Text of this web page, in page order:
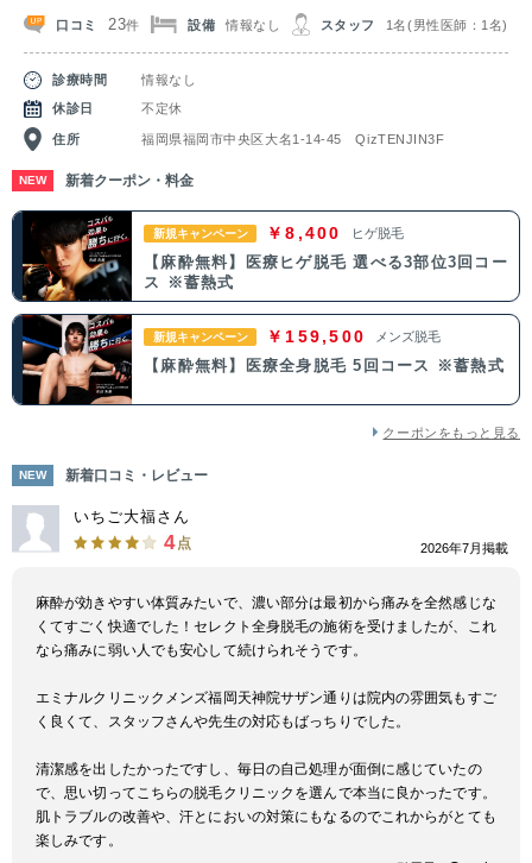
口コミ 23件 設備 情報なし スタッフ 1名(男性医師：1名)
診療時間
情報なし
休診日
不定休
住所 福岡県福岡市中央区大名1-14-45 QizTENJIN3F
NEW 新着クーポン・料金
新規キャンペーン ￥8,400 ヒゲ脱毛
【麻酔無料】医療ヒゲ脱毛 選べる3部位3回コー
ス ※蓄熱式
新規キャンペーン ￥159,500 メンズ脱毛
【麻酔無料】医療全身脱毛 5回コース ※蓄熱式
クーポンをもっと見る
NEW 新着口コミ・レビュー
いちご大福さん
4 点 2026年7月掲載
麻酔が効きやすい体質みたいで、濃い部分は最初から痛みを全然感じな
くてすごく快適でした！セレクト全身脱毛の施術を受けましたが、これ
なら痛みに弱い人でも安心して続けられそうです。
エミナルクリニックメンズ福岡天神院サザン通りは院内の雰囲気もすご
く良くて、スタッフさんや先生の対応もばっちりでした。
清潔感を出したかったですし、毎日の自己処理が面倒に感じていたの
で、思い切ってこちらの脱毛クリニックを選んで本当に良かったです。
肌トラブルの改善や、汗とにおいの対策にもなるのでこれからがとても
楽しみです。
愛知県
関西
滋賀県 京都府 大阪府 兵庫県
奈良県 三重県 和歌山県
中国・四国
鳥取県
高知県
福岡県 佐賀県 長崎県 熊本県